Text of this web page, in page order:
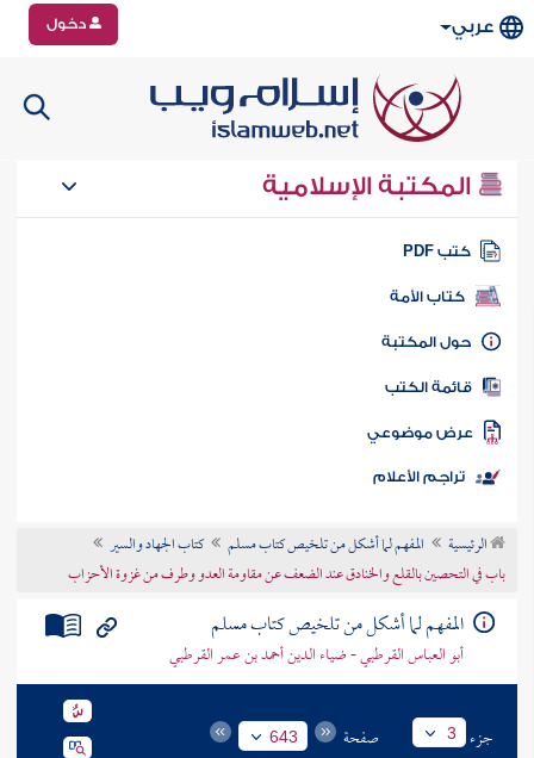
عربي دخول
المكتبة الإسلامية
كتب PDF
كتاب الأمة
المكتبة
الكتب
موضوعي
تراجم الأعلام
الرئيسية المفهم لما أشكل من تلخيص كتاب مسلم
كتاب الجهاد والسير
باب في التحصين بالقلع والخنادق عند الضعف عن مقاومة العدو وطرف من غزوة الأحزاب
المفهم لما أشكل من تلخيص كتاب مسلم
أبو العباس القرطبي - ضياء الدين أحمد بن عمر القرطبي
جزء 3 صفحة 643